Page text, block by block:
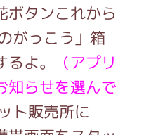
これから
がっこう」箱
るよ。
（アプリ
知らせを選んで
ト販売所に